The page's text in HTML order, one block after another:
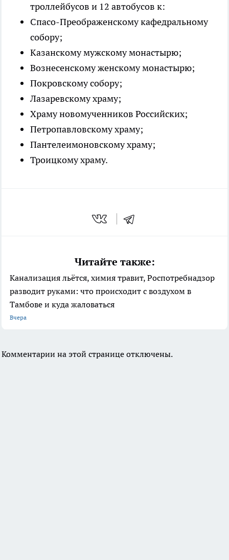
троллейбусов и 12 автобусов к:
Спасо-Преображенскому кафедральному
собору;
Казанскому мужскому монастырю;
Вознесенскому женскому монастырю;
Покровскому собору;
Лазаревскому храму;
Храму новомученников Российских;
Петропавловскому храму;
Пантелеимоновскому храму;
Троицкому храму.
Читайте также:
Канализация льётся, химия травит, Роспотребнадзор
разводит руками: что происходит с воздухом в
Тамбове и куда жаловаться
Вчера
Комментарии на этой странице отключены.